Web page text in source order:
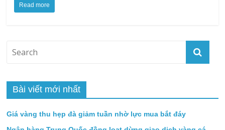
Read more
Bài viết mới nhất
Giá vàng thu hẹp đà giảm tuần nhờ lực mua bắt đáy